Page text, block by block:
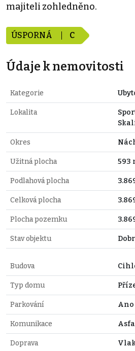
majiteli zohledněno.
ÚSPORNÁ C
Údaje k nemovitosti
Kategorie
Lokalita
Okres
Užitná plocha 593
Podlahová plocha
Celková plocha
Plocha pozemku
Stav objektu
Budova
Typ domu
Parkování Ano
Komunikace
Doprava